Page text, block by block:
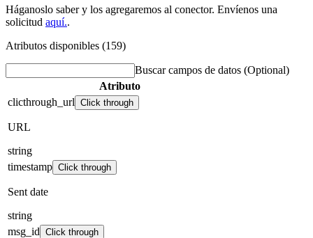
Háganoslo saber y los agregaremos al conector. Envíenos una
solicitud aquí..
Atributos disponibles (159)
Buscar campos de datos (Optional)
Atributo
clicthrough_url Click through
URL
string
timestamp Click through
Sent date
string
msg_id Click through